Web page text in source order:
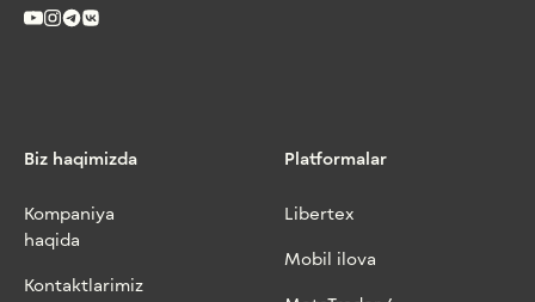
Biz haqimizda
Kompaniya
haqida
Kontaktlarimiz
Platformalar
Libertex
Mobil ilova